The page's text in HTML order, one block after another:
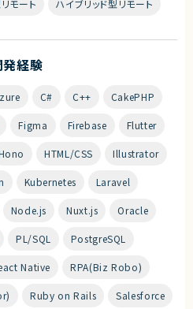
モート ハイブリッド型リモート
発経験
C# C++ CakePHP
Figma Firebase Flutter
HTML/CSS Illustrator
Kubernetes Laravel
Node.js Nuxt.js Oracle
PL/SQL PostgreSQL
Native RPA(Biz Robo)
Ruby on Rails Salesforce